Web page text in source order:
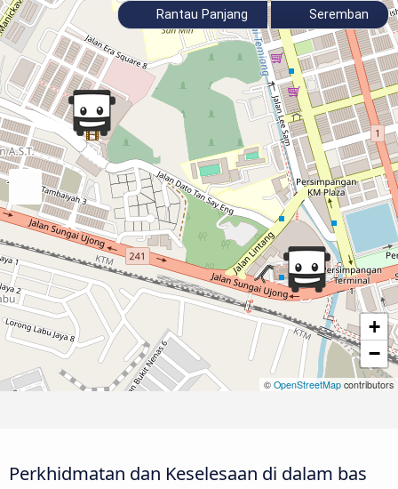
+
−
© OpenStreetMap contributors
Rantau Panjang Seremban
Perkhidmatan dan Keselesaan di dalam bas